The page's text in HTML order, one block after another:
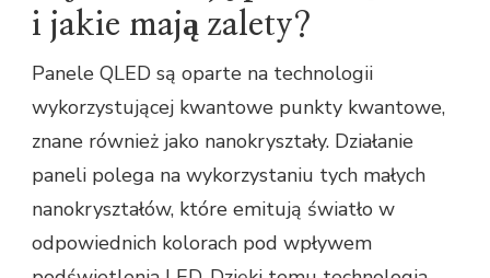
i jakie mają zalety?
Panele QLED są oparte na technologii
wykorzystującej kwantowe punkty kwantowe,
znane również jako nanokryształy. Działanie
paneli polega na wykorzystaniu tych małych
nanokryształów, które emitują światło w
odpowiednich kolorach pod wpływem